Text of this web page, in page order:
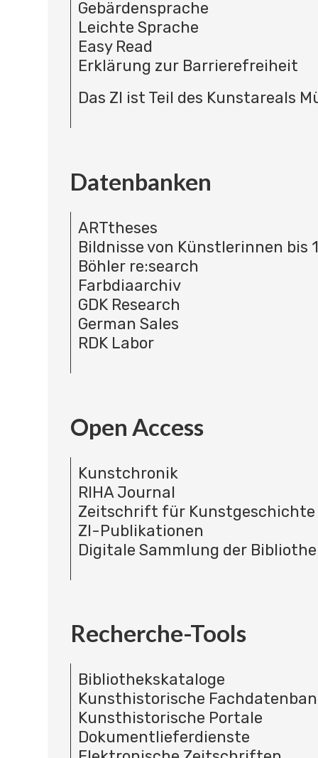
Gebärdensprache
Leichte Sprache
Easy Read
Erklärung zur Barrierefreiheit
Das ZI ist Teil des Kunstareals
Datenbanken
ARTtheses
Bildnisse von Künstlerinnen bis
Böhler re:search
Farbdiaarchiv
GDK Research
German Sales
RDK Labor
Open Access
Kunstchronik
RIHA Journal
Zeitschrift für Kunstgeschichte
ZI-Publikationen
Digitale Sammlung der
Recherche-Tools
Bibliothekskataloge
Kunsthistorische
Kunsthistorische Portale
Dokumentlieferdienste